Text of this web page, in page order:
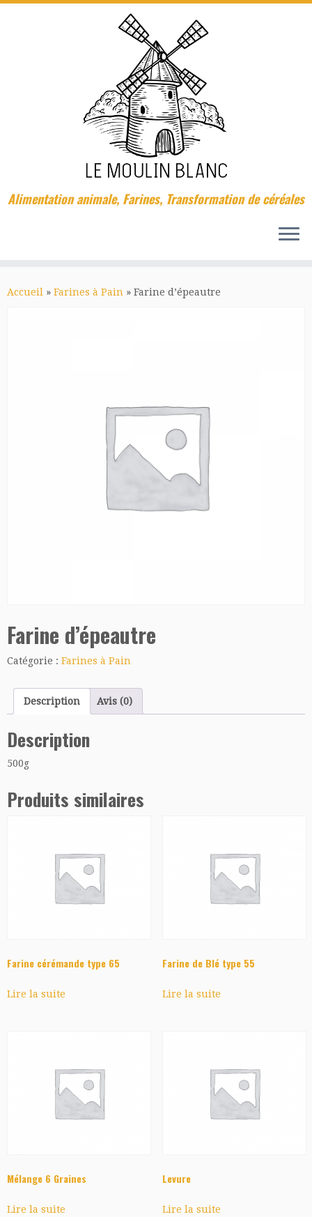
Passer
Alimentation animale, Farines, Transformation de céréales
Accueil » Farines à Pain » Farine d’épeautre
Farine d’épeautre
Catégorie : Farines à Pain
Description Avis (0)
Description
500g
Produits similaires
Farine cérémande type 65
Lire la suite
Farine de Blé type 55
Lire la suite
Mélange 6 Graines
Lire la suite
Levure
Lire la suite